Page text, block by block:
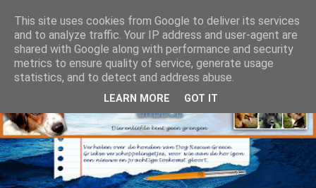
This site uses cookies from Google to deliver its services
and to analyze traffic. Your IP address and user-agent are
shared with Google along with performance and security
metrics to ensure quality of service, generate usage
statistics, and to detect and address abuse.
LEARN MORE GOT IT